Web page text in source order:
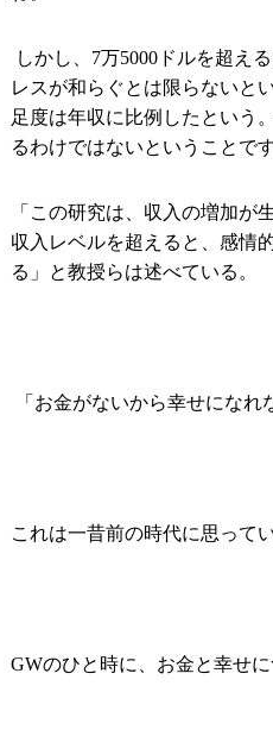
しかし、 7万5000 ドルを超え
レスが和らぐとは限らないと
足度は年収に比例したという
るわけではないということです
「この研究は、収入の増加
収入レベルを超えると、感情
る」と教授らは述べている。
「お金がないから幸せになれ
これは一昔前の時代に思って
GWのひと時に、お金と幸せ